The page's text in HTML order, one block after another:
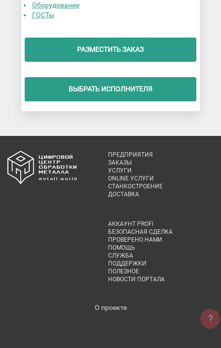
Оборудование
ГОСТы
РАЗМЕСТИТЬ ЗАКАЗ
ВЫБРАТЬ ИСПОЛНИТЕЛЯ
ПРЕДПРИЯТИЯ
ЗАКАЗЫ
УСЛУГИ
ONLINE УСЛУГИ
СТАНКОСТРОЕНИЕ
ДОСТАВКА
АККАУНТ PROFI
БЕЗОПАСНАЯ СДЕЛКА
ПРОВЕРЕНО НАМИ
ПОМОЩЬ
СЛУЖБА
ПОДДЕРЖКИ
ПОЛЕЗНОЕ
НОВОСТИ ПОРТАЛА
О проекте
?